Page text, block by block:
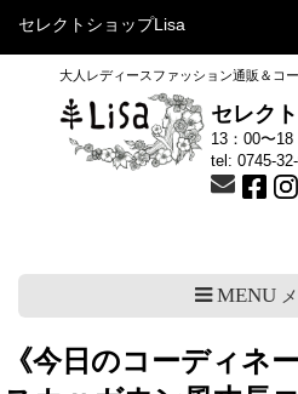
セレクトショップLisa
大人レディースファッション通販＆コ
セレク
13：00〜
tel: 0745-
MENUメ
《今日のコーディネ